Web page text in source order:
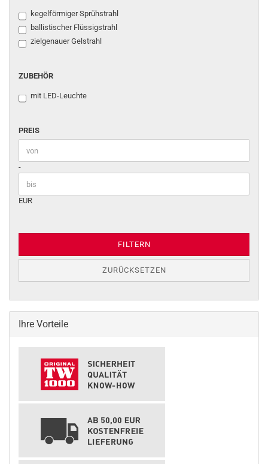
kegelförmiger Sprühstrahl
ballistischer Flüssigstrahl
zielgenauer Gelstrahl
ZUBEHÖR
ZUBEHÖR
mit LED-Leuchte
PREIS
PREIS
Preis bis
-
EUR
FILTERN
ZURÜCKSETZEN
Ihre Vorteile